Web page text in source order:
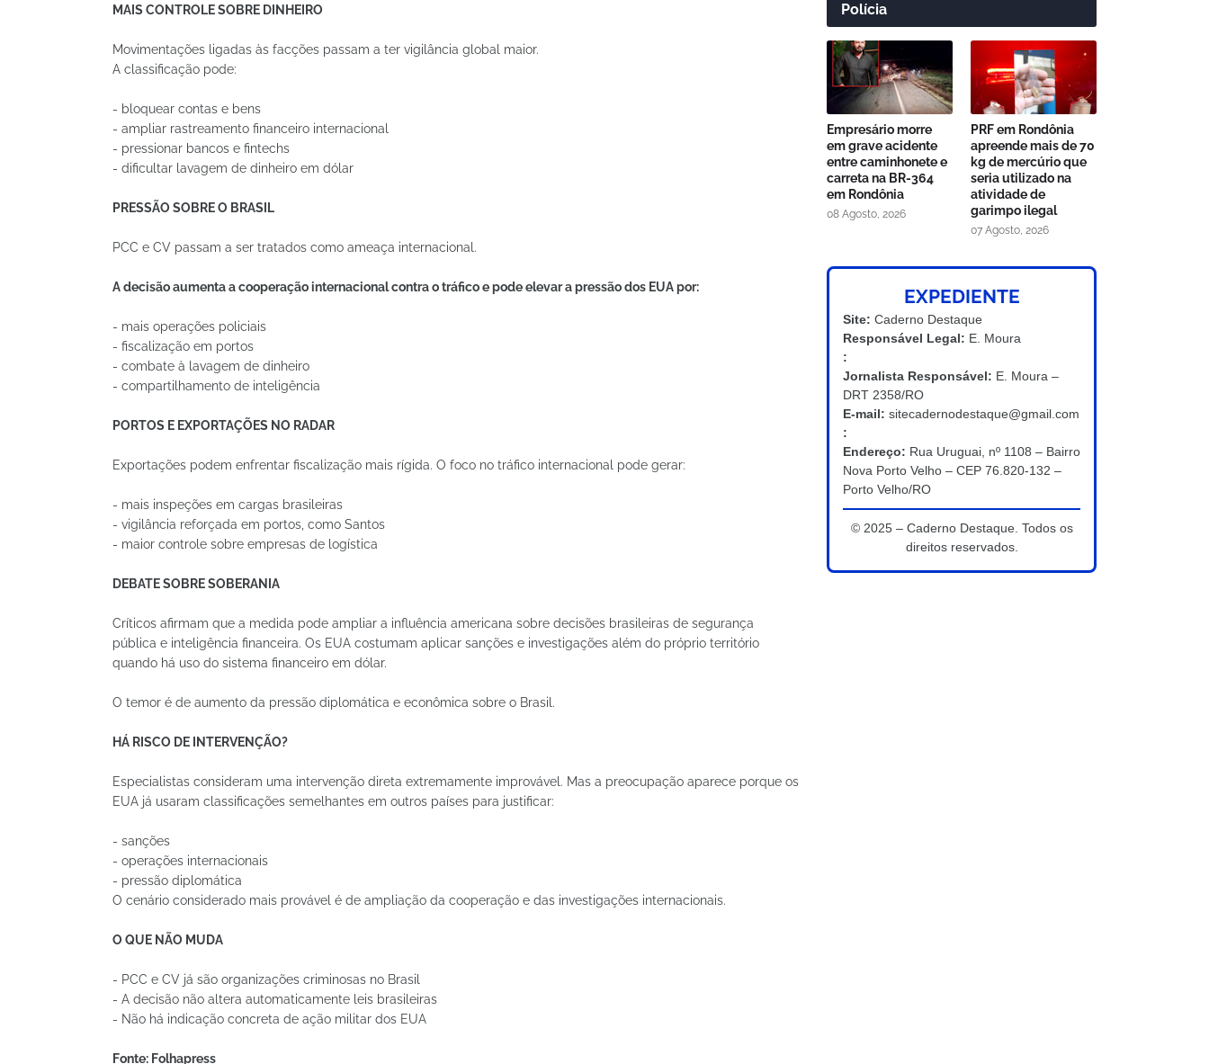
MAIS CONTROLE SOBRE DINHEIRO
Movimentações ligadas às facções passam a ter vigilância global maior.
A classificação pode:
- bloquear contas e bens
- ampliar rastreamento financeiro internacional
- pressionar bancos e fintechs
- dificultar lavagem de dinheiro em dólar
PRESSÃO SOBRE O BRASIL
PCC e CV passam a ser tratados como ameaça internacional.
A decisão aumenta a cooperação internacional contra o tráfico e pode elevar a pressão dos EUA por:
- mais operações policiais
- fiscalização em portos
- combate à lavagem de dinheiro
- compartilhamento de inteligência
PORTOS E EXPORTAÇÕES NO RADAR
Exportações podem enfrentar fiscalização mais rígida. O foco no tráfico internacional pode gerar:
- mais inspeções em cargas brasileiras
- vigilância reforçada em portos, como Santos
- maior controle sobre empresas de logística
DEBATE SOBRE SOBERANIA
Críticos afirmam que a medida pode ampliar a influência americana sobre decisões brasileiras de segurança
pública e inteligência financeira. Os EUA costumam aplicar sanções e investigações além do próprio território
quando há uso do sistema financeiro em dólar.
O temor é de aumento da pressão diplomática e econômica sobre o Brasil.
HÁ RISCO DE INTERVENÇÃO?
Especialistas consideram uma intervenção direta extremamente improvável. Mas a preocupação aparece porque os
EUA já usaram classificações semelhantes em outros países para justificar:
- sanções
- operações internacionais
- pressão diplomática
O cenário considerado mais provável é de ampliação da cooperação e das investigações internacionais.
O QUE NÃO MUDA
- PCC e CV já são organizações criminosas no Brasil
- A decisão não altera automaticamente leis brasileiras
- Não há indicação concreta de ação militar dos EUA
Fonte: Folhapress
Polícia
Empresário morre
em grave acidente
entre caminhonete e
carreta na BR-364
em Rondônia
08 Agosto, 2026
PRF em Rondônia
apreende mais de 70
kg de mercúrio que
seria utilizado na
atividade de
garimpo ilegal
07 Agosto, 2026
EXPEDIENTE
Site: Caderno Destaque
Responsável Legal: E. Moura
:
Jornalista Responsável: E. Moura –
DRT 2358/RO
E-mail: sitecadernodestaque@gmail.com
:
Endereço: Rua Uruguai, nº 1108 – Bairro
Nova Porto Velho – CEP 76.820-132 –
Porto Velho/RO
© 2025 – Caderno Destaque. Todos os
direitos reservados.